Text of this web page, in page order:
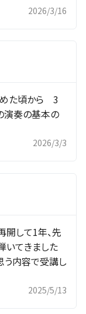
2026/3/16
めた頃から 3
奏の基本の
2026/3/3
開して1年、先
いてきました
う内容で受講し
2025/5/13